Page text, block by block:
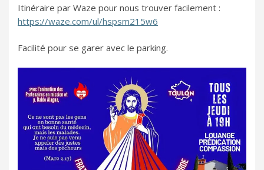
Itinéraire par Waze pour nous trouver facilement :
https://waze.com/ul/hspsm215w6
Facilité pour se garer avec le parking.